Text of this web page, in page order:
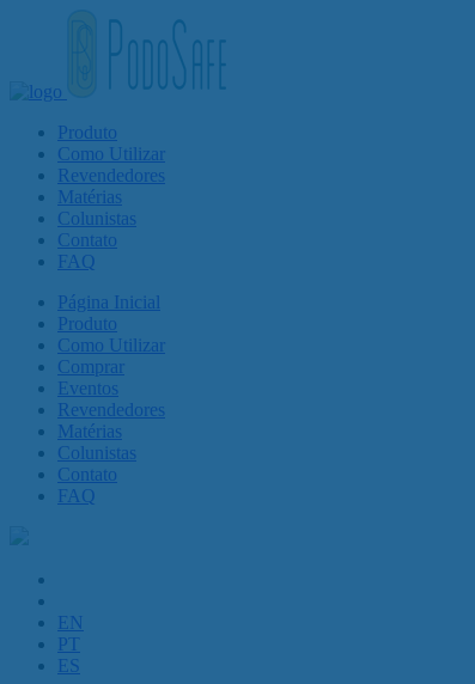
Produto
Como Utilizar
Revendedores
Matérias
Colunistas
Contato
FAQ
Página Inicial
Produto
Como Utilizar
Comprar
Eventos
Revendedores
Matérias
Colunistas
Contato
FAQ
EN
PT
ES